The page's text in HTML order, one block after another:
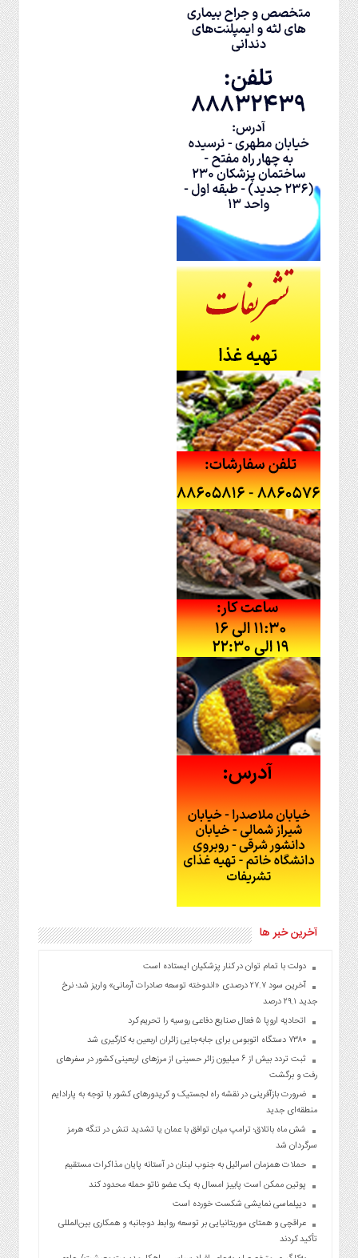
آخرین خبر ها
دولت با تمام توان در کنار پزشکیان ایستاده است
آخرین سود ۲۷.۷ درصدی «اندوخته توسعه صادرات آرمانی» واریز شد؛ نرخ
جدید ۲۹.۱ درصد
اتحادیه اروپا ۵ فعال صنایع دفاعی روسیه را تحریم کرد
۷۳۸۰ دستگاه اتوبوس برای جابه‌جایی زائران اربعین به‌ کارگیری شد
ثبت تردد بیش از ۶ میلیون زائر حسینی از مرزهای اربعینی کشور در سفرهای
رفت و برگشت
ضرورت بازآفرینی در نقشه راه لجستیک و کریدورهای کشور با توجه به پارادایم
منطقه‌ای جدید
شش ماه باتلاق؛ ترامپ میان توافق با عمان یا تشدید تنش در تنگه هرمز
سرگردان شد
حملات همزمان اسرائیل به جنوب لبنان در آستانه پایان مذاکرات مستقیم
پوتین ممکن است پاییز امسال به یک عضو ناتو حمله محدود کند
دیپلماسی نمایشی شکست خورده است
عراقچی و همتای موریتانیایی بر توسعه روابط دوجانبه و همکاری بین‌المللی
تأکید کردند